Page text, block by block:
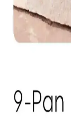
Başlangıç İçin
Kapatıcı ve
uygulama
Doğal
Mac XIMAL Silky